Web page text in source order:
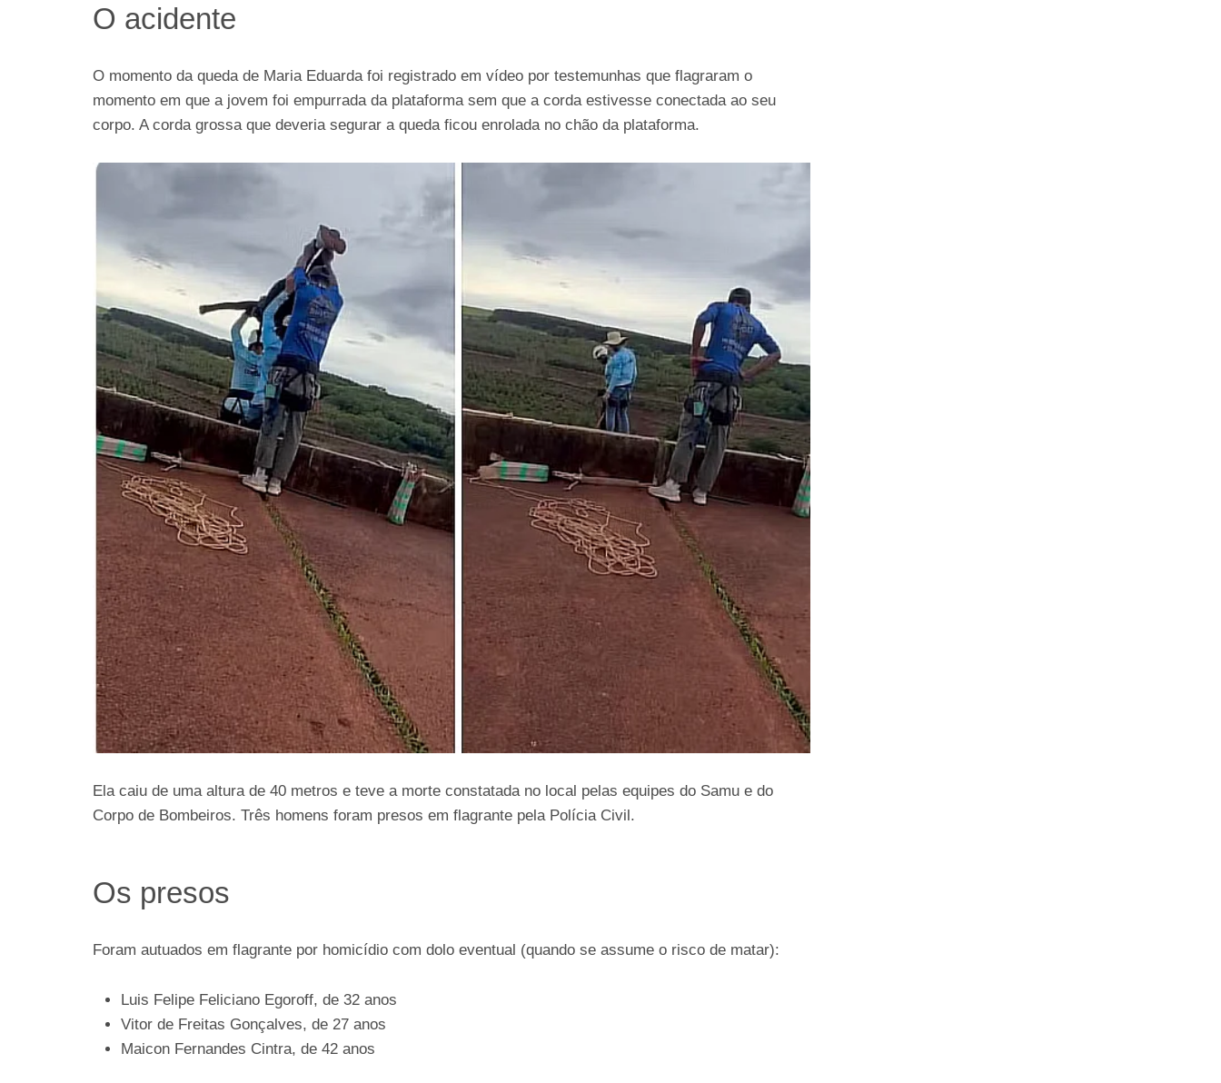
O acidente
O momento da queda de Maria Eduarda foi registrado em vídeo por testemunhas que flagraram o
momento em que a jovem foi empurrada da plataforma sem que a corda estivesse conectada ao seu
corpo. A corda grossa que deveria segurar a queda ficou enrolada no chão da plataforma.
Ela caiu de uma altura de 40 metros e teve a morte constatada no local pelas equipes do Samu e do
Corpo de Bombeiros. Três homens foram presos em flagrante pela Polícia Civil.
Os presos
Foram autuados em flagrante por homicídio com dolo eventual (quando se assume o risco de matar):
Luis Felipe Feliciano Egoroff, de 32 anos
Vitor de Freitas Gonçalves, de 27 anos
Maicon Fernandes Cintra, de 42 anos